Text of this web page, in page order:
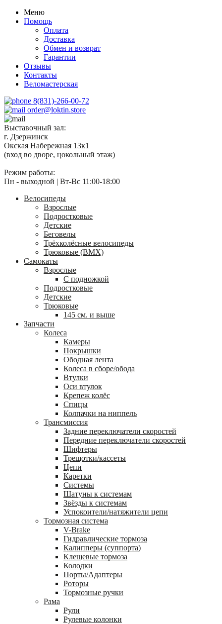
Меню
Помощь
Оплата
Доставка
Обмен и возврат
Гарантии
Отзывы
Контакты
Веломастерская
8(831)-266-00-72
order@loktin.store
Выставочный зал:
г. Дзержинск
Окская Набережная 13к1
(вход во дворе, цокольный этаж)
Режим работы:
Пн - выходной | Вт-Вс 11:00-18:00
Велосипеды
Взрослые
Подростковые
Детские
Беговелы
Трёхколёсные велосипеды
Трюковые (BMX)
Самокаты
Взрослые
С подножкой
Подростковые
Детские
Трюковые
145 см. и выше
Запчасти
Колеса
Камеры
Покрышки
Ободная лента
Колеса в сборе/обода
Втулки
Оси втулок
Крепеж колёс
Спицы
Колпачки на ниппель
Трансмиссия
Задние переключатели скоростей
Передние переключатели скоростей
Шифтеры
Трещотки/кассеты
Цепи
Каретки
Системы
Шатуны к системам
Звёзды к системам
Успокоители/натяжители цепи
Тормозная система
V-Brake
Гидравлические тормоза
Калипперы (суппорта)
Клещевые тормоза
Колодки
Порты/Адаптеры
Роторы
Тормозные ручки
Рама
Рули
Рулевые колонки